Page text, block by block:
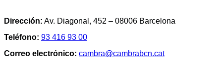
Dirección: Av. Diagonal, 452 – 08006 Barcelona
Teléfono: 93 416 93 00
Correo electrónico: cambra@cambrabcn.cat